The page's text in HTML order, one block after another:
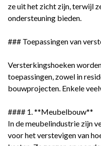
ze uit het zicht zijn, terwijl
ondersteuning bieden.
### Toepassingen van
Versterkingshoeken
toepassingen, zowel in
bouwprojecten. Enkele
#### 1. **Meubelbouw**
In de meubelindustrie zijn
voor het verstevigen van